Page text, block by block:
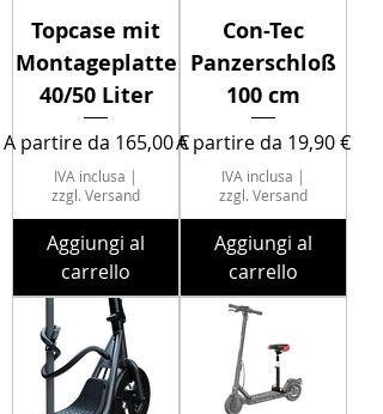
Topcase mit
Montageplatte
40/50 Liter
A partire da 165,00 €
Prezzo scontato
IVA inclusa |
zzgl. Versand
Aggiungi al
carrello
Con-Tec
Panzerschloß
100 cm
A partire da 19,90 €
Prezzo scontato
IVA inclusa |
zzgl. Versand
Aggiungi al
carrello